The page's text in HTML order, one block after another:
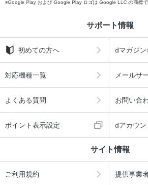
Google Play および Google Play ロゴは Google LLC の商標で
サポート情報
初めての方へ dマガジ
対応機種一覧 メールサ
よくある質問 お問い合
ポイント表示設定 dアカウ
サイト情報
ご利用規約 提供事業